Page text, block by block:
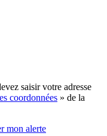
saisir votre adresse
coordonnées » de la
mon alerte